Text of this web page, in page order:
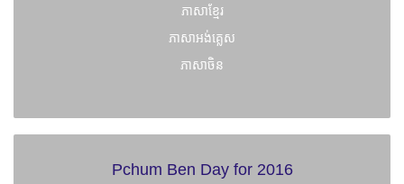
ភាសាខ្មែរ
ភាសាអង់គ្លេស
ភាសាចិន
Pchum Ben Day for 2016